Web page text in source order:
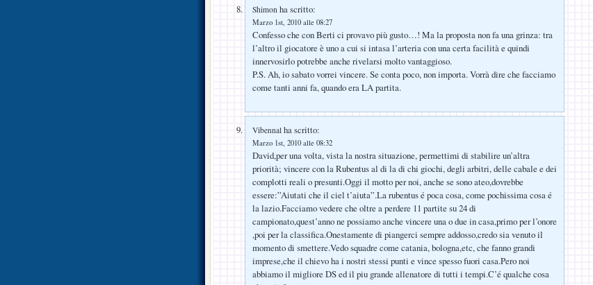
Shimon ha scritto:
Marzo 1st, 2010 alle 08:27
Confesso che con Berti ci provavo più gusto…! Ma la proposta non fa una grinza: tra
l’altro il giocatore è uno a cui si intasa l’arteria con una certa facilità e quindi
innervosirlo potrebbe anche rivelarsi molto vantaggioso.
P.S. Ah, io sabato vorrei vincere. Se conta poco, non importa. Vorrà dire che facciamo
come tanti anni fa, quando era LA partita.
Vibennal ha scritto:
Marzo 1st, 2010 alle 08:32
David,per una volta, vista la nostra situazione, permettimi di stabilire un’altra
priorità; vincere con la Rubentus al di la di chi giochi, degli arbitri, delle cabale e dei
complotti reali o presunti.Oggi il motto per noi, anche se sono ateo,dovrebbe
essere:”Aiutati che il ciel t’aiuta”.La rubentus é poca cosa, come pochissima cosa é
la lazio.Facciamo vedere che oltre a perdere 11 partite su 24 di
campionato,quest’anno ne possiamo anche vincere una o due in casa,primo per l’onore
,poi per la classifica.Onestamente di piangerci sempre addosso,credo sia venuto il
momento di smettere.Vedo squadre come catania, bologna,etc, che fanno grandi
imprese,che il chievo ha i nostri stessi punti e vince spesso fuori casa.Pero noi
abbiamo il migliore DS ed il piu grande allenatore di tutti i tempi.C’é qualche cosa